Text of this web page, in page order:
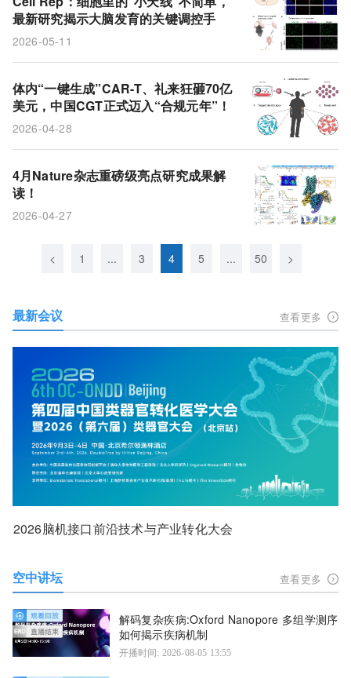
最新研究揭示大脑发育的关键调控手
2026-05-11
体内“一键生成”CAR-T、礼来狂砸70亿
美元，中国CGT正式迈入“合规元年”！
2026-04-28
4月Nature杂志重磅级亮点研究成果解
读！
2026-04-27
< 1 ... 3 4 5 ... 50 >
最新会议 查看更多
2026脑机接口前沿技术与产业转化大会
空中讲坛 查看更多
解码复杂疾病:Oxford Nanopore 多组学测序
如何揭示疾病机制
开播时间: 2026-08-05 13:55